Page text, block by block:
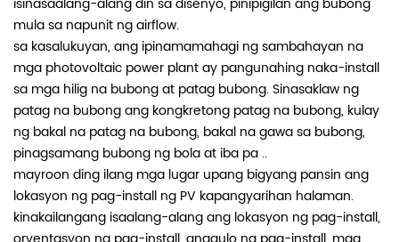
isinasaalang-alang din sa disenyo, pinipigilan ang bubong
mula sa napunit ng airflow.
sa kasalukuyan, ang ipinamamahagi ng sambahayan na
mga photovoltaic power plant ay pangunahing naka-install
sa mga hilig na bubong at patag bubong. Sinasaklaw ng
patag na bubong ang kongkretong patag na bubong, kulay
ng bakal na patag na bubong, bakal na gawa sa bubong,
pinagsamang bubong ng bola at iba pa ..
mayroon ding ilang mga lugar upang bigyang pansin ang
lokasyon ng pag-install ng PV kapangyarihan halaman.
kinakailangang isaalang-alang ang lokasyon ng pag-install,